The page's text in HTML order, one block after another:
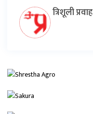
त्रिशूली प्रवाह